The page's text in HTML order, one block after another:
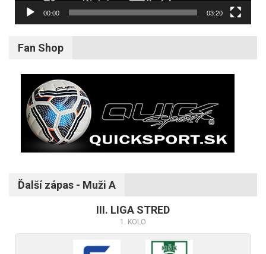
00:00 03:20
Fan Shop
Ďalší zápas - Muži A
III. LIGA STRED
1. KOLO